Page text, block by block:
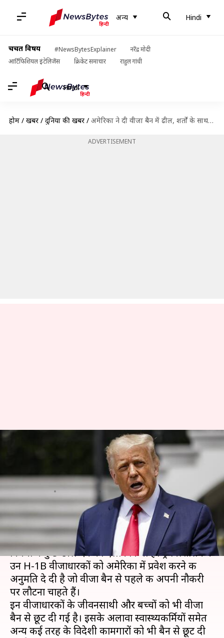
अन्य Hindi
चर्चित विषय #NewsBytesExplainer
नरेंद्र मोदी
आर्टिफिशियल इंटेलिजेंस
क्रिकेट समाचार राहुल गांधी
Hindi
होम / खबरें / दुनिया की खबरें / अमेरिका ने दी वीजा बैन में ढील, शर्तों के साथ H-1B वीजाधारकों को प्रवेश की अनुमति
ADVERTISEMENT
अमेरिका ने दी वीजा बैन में ढील, शर्तों
के साथ H-1B वीजाधारकों को प्रवेश
की अनुमति
लेखन Aug 13, 2020 09:25 am
क्या है खबर?
अमेरिका की डोनाल्ड ट्रंप सरकार ने अपने वीजा बैन के
नियमों में कुछ ढील देने का ऐलान किया है। ट्रंप प्रशासन ने
उन H-1B वीजाधारकों को अमेरिका में प्रवेश करने की
अनुमति दे दी है जो वीजा बैन से पहले की अपनी नौकरी
पर लौटना चाहते हैं।
इन वीजाधारकों के जीवनसाथी और बच्चों को भी वीजा
बैन से छूट दी गई है। इसके अलावा स्वास्थ्यकर्मियों समेत
अन्य कई तरह के विदेशी कामगारों को भी बैन से छूट दी